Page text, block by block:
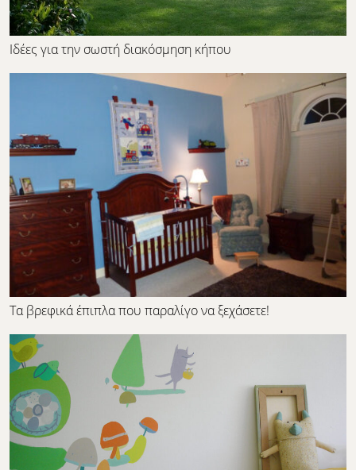
Ιδέες για την σωστή διακόσμηση κήπου
Τα βρεφικά έπιπλα που παραλίγο να ξεχάσετε!